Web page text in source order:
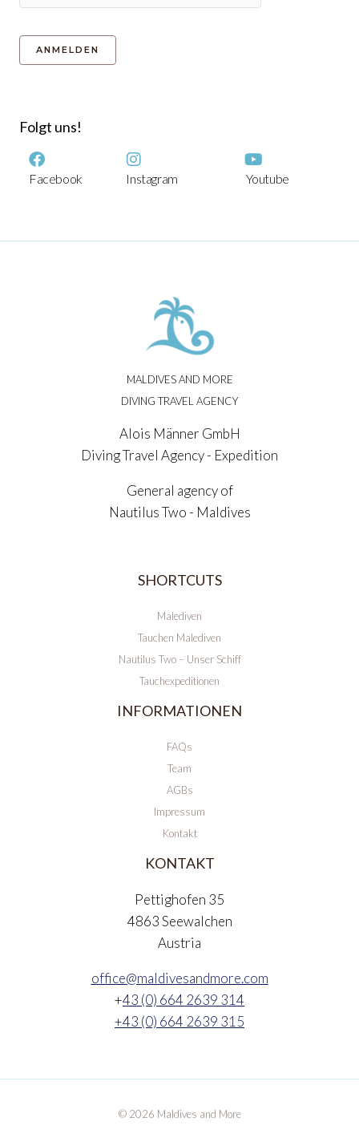
Folgt uns!
Facebook Instagram Youtube
MALDIVES AND MORE
DIVING TRAVEL AGENCY
Alois Männer GmbH
Diving Travel Agency - Expedition
General agency of
Nautilus Two - Maldives
SHORTCUTS
Malediven
Tauchen Malediven
Nautilus Two – Unser Schiff
Tauchexpeditionen
INFORMATIONEN
FAQs
Team
AGBs
Impressum
Kontakt
KONTAKT
Pettighofen 35
4863 Seewalchen
Austria
office@maldivesandmore.com
+43 (0) 664 2639 314
+43 (0) 664 2639 315
© 2026 Maldives and More